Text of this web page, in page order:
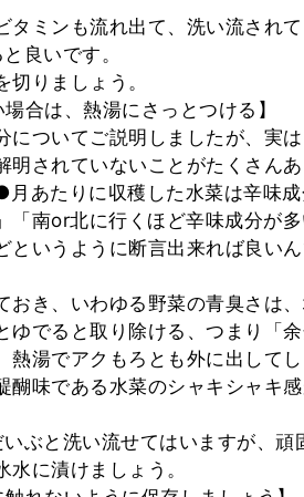
タミンも流れ出て、洗い流され
良いです。
りましょう。
合は、熱湯にさっとつける】
についてご説明しましたが、実
明されていないことがたくさんあ
あたりに収穫した水菜は辛味
「南or北に行くほど辛味成分が
というように断言出来れば良い
おき、いわゆる野菜の青臭さは
ゆでると取り除ける、つまり「
熱湯でアクもろとも外に出して
醐味である水菜のシャキシャキ
ぶと洗い流せてはいますが、頑
に漬けましょう。